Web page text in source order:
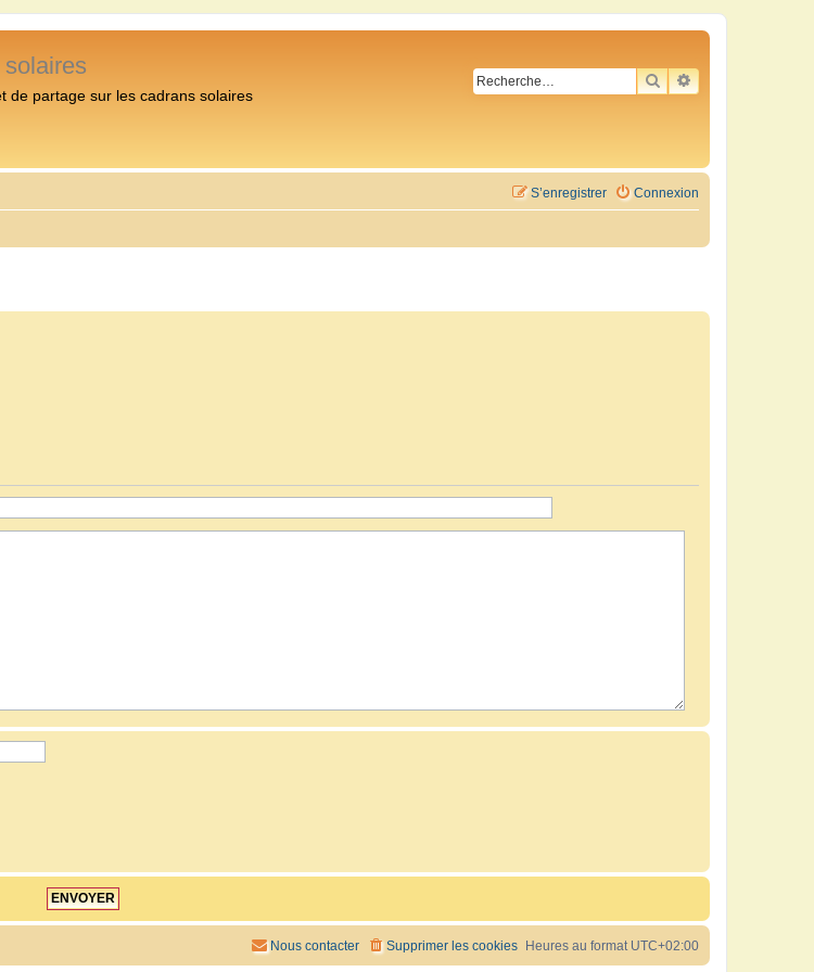
de partage sur les cadrans solaires
RECHERCHER
RECHERCHE
Connexion
S’enregistrer
Heures au format UTC+02:00
Supprimer les cookies
Nous contacter